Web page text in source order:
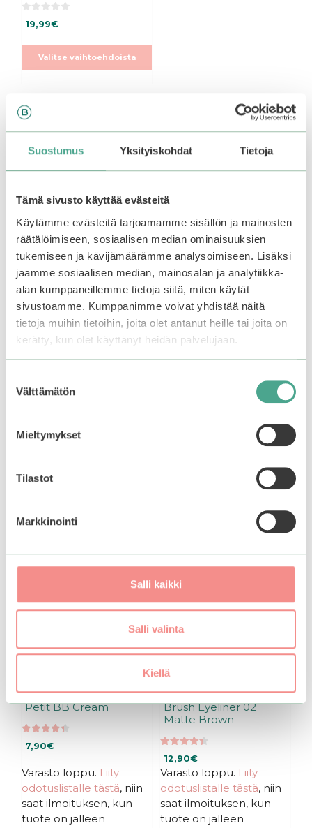
Suostumus Yksityiskohdat Tietoja
Tämä sivusto käyttää evästeitä
Käytämme evästeitä tarjoamamme sisällön ja mainosten
räätälöimiseen, sosiaalisen median ominaisuuksien
tukemiseen ja kävijämäärämme analysoimiseen. Lisäksi
jaamme sosiaalisen median, mainosalan ja analytiikka-
alan kumppaneillemme tietoja siitä, miten käytät
sivustoamme. Kumppanimme voivat yhdistää näitä
tietoja muihin tietoihin, joita olet antanut heille tai joita on
kerätty, kun olet käyttänyt heidän palvelujaan.
valinta
Välttämätön
Mieltymykset
Tilastot
Markkinointi
Salli kaikki
Salli valinta
Kiellä
0
s
19,99€
Valitse vaihtoehdoista
Tutustu myös
Holika Holika |
Moisturizing Petit BB
Cream
4.13
7,90 €
BBIA | Never Die
Mascara
Liity
saat ilmoituksen, kun
tuotteella
useampi
muunnelma.
Voit
tehdä
valinnat
tuotteen
sivulla.
Holika Holika | Clearing
Petit BB Cream
4.40
5:stä
7,90€
Varasto loppu. Liity
odotuslistalle tästä, niin
saat ilmoituksen, kun
tuote on jälleen
BBIA | Never Die
Brush Eyeliner 02
Matte Brown
4.50
5:stä
12,90€
Varasto loppu. Liity
odotuslistalle tästä, niin
saat ilmoituksen, kun
tuote on jälleen